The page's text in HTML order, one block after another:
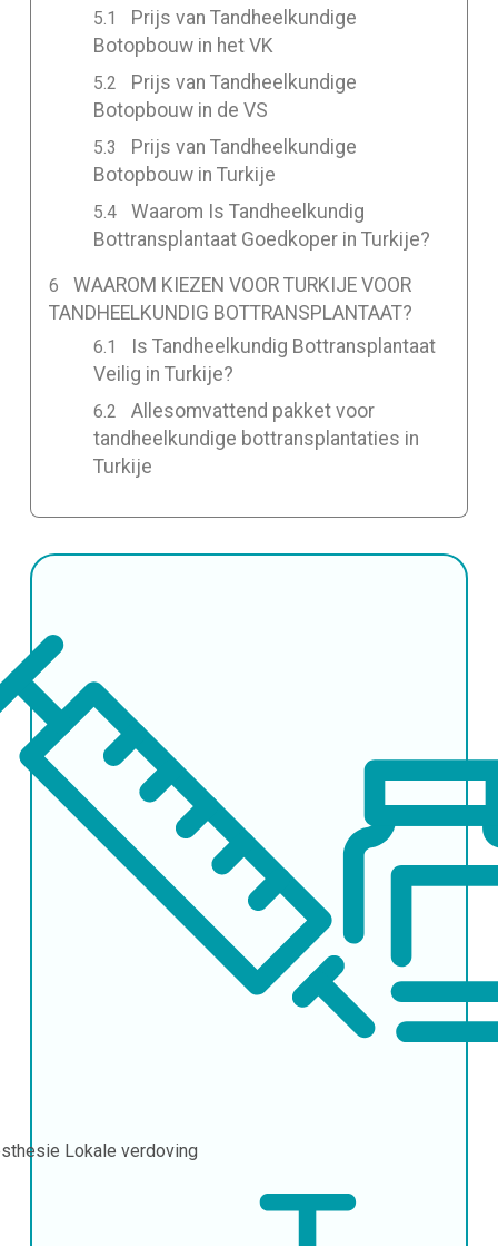
Prijs van Tandheelkundige
Botopbouw in het VK
Prijs van Tandheelkundige
Botopbouw in de VS
Prijs van Tandheelkundige
Botopbouw in Turkije
Waarom Is Tandheelkundig
Bottransplantaat Goedkoper in Turkije?
WAAROM KIEZEN VOOR TURKIJE VOOR
TANDHEELKUNDIG BOTTRANSPLANTAAT?
Is Tandheelkundig Bottransplantaat
Veilig in Turkije?
Allesomvattend pakket voor
tandheelkundige bottransplantaties in
Turkije
Lokale verdoving